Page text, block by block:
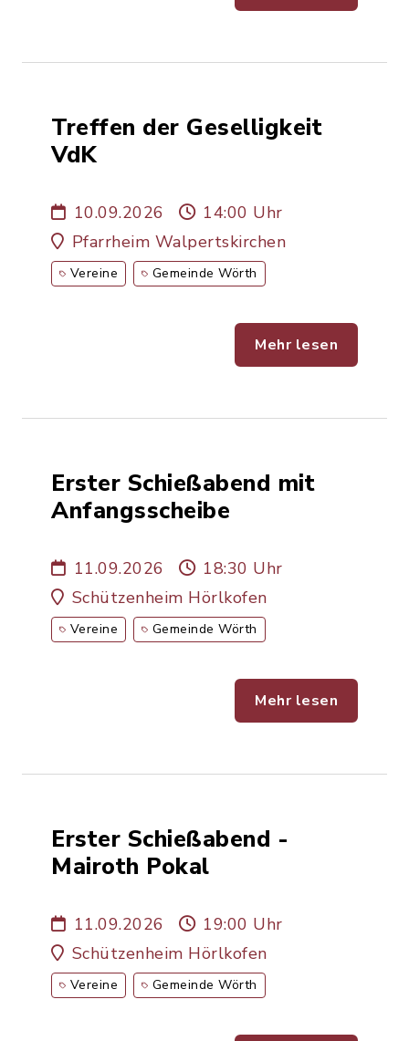
Treffen der Geselligkeit
VdK
10.09.2026
14:00 Uhr
Pfarrheim Walpertskirchen
Vereine Gemeinde Wörth
Mehr lesen
Erster Schießabend mit
Anfangsscheibe
11.09.2026
18:30 Uhr
Schützenheim Hörlkofen
Vereine Gemeinde Wörth
Mehr lesen
Erster Schießabend -
Mairoth Pokal
11.09.2026
19:00 Uhr
Schützenheim Hörlkofen
Vereine Gemeinde Wörth